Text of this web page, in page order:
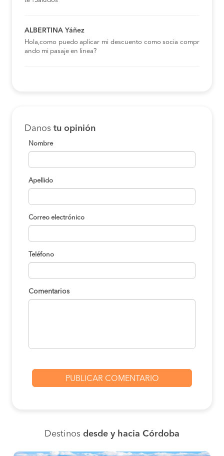
ALBERTINA Yáñez
Hola,como puedo aplicar mi descuento como socia compr
ando mi pasaje en linea?
Danos tu opinión
Nombre
Apellido
Correo electrónico
Teléfono
Comentarios
Destinos desde y hacia Córdoba